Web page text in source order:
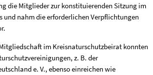
die Mitglieder zur konstituierenden Sitzung im
und nahm die erforderlichen Verpflichtungen
im Kreisnaturschutzbeirat konnten
z. B. der
e. V., ebenso einreichen wie